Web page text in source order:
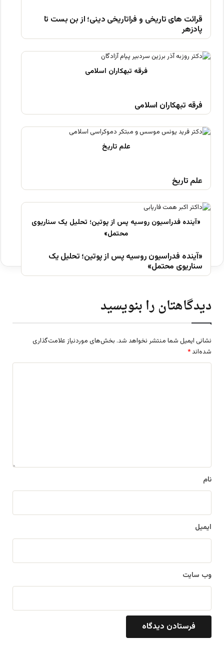
قرائت های تاریخی و فراتاریخی دینی؛ از بن بست تا
پادزهر
فرقه تبهکاران اسلامی
علم تاریخ
«آینده فدراسیون روسیه پس از پوتین؛ تحلیل یک
سناریوی محتمل»
دیدگاهتان را بنویسید
نشانی ایمیل شما منتشر نخواهد شد. بخش‌های موردنیاز علامت‌گذاری
شده‌اند *
نام
ایمیل
وب‌ سایت